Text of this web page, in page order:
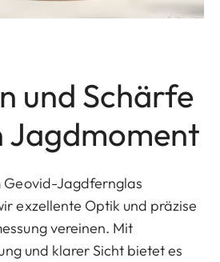
und Schärfe
Jagdmoment
Geovid-Jagdfernglas
exzellente Optik und präzise
vereinen. Mit
und klarer Sicht bietet es